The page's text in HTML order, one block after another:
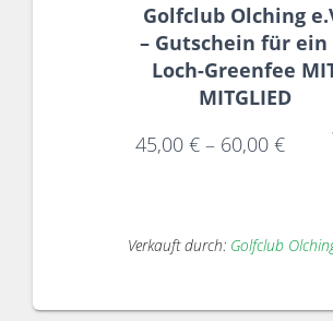
Golfclub Olching
– Gutschein für ein
Loch-Greenfee
MITGLIED
45,00 € – 60,00 €
Verkauft durch: Golfclub